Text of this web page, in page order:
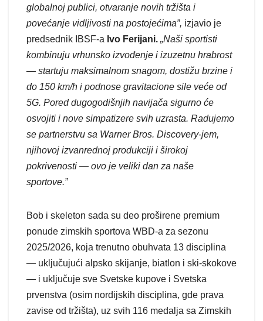
globalnoj publici, otvaranje novih tržišta i
povećanje vidljivosti na postojećima”, izjavio je
predsednik IBSF-a Ivo Ferijani. „Naši sportisti
kombinuju vrhunsko izvođenje i izuzetnu hrabrost
— startuju maksimalnom snagom, dostižu brzine i
do 150 km/h i podnose gravitacione sile veće od
5G. Pored dugogodišnjih navijača sigurno će
osvojiti i nove simpatizere svih uzrasta. Radujemo
se partnerstvu sa Warner Bros. Discovery-jem,
njihovoj izvanrednoj produkciji i širokoj
pokrivenosti — ovo je veliki dan za naše
sportove.”
Bob i skeleton sada su deo proširene premium
ponude zimskih sportova WBD-a za sezonu
2025/2026, koja trenutno obuhvata 13 disciplina
— uključujući alpsko skijanje, biatlon i ski-skokove
— i uključuje sve Svetske kupove i Svetska
prvenstva (osim nordijskih disciplina, gde prava
zavise od tržišta), uz svih 116 medalja sa Zimskih